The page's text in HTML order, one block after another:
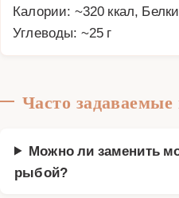
Калории: ~320 ккал,
Углеводы: ~25 г
Часто
Можно ли заменить
рыбой?